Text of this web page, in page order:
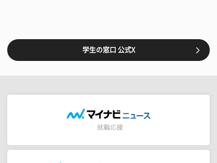
学生の窓口 公式X